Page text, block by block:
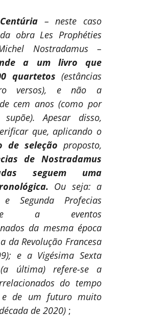
– neste caso
obra Les Prophéties
Nostradamus –
a um livro que
quartetos (estâncias
versos), e não a
cem anos (como por
supõe). Apesar disso,
que, aplicando o
de seleção proposto,
de Nostradamus
seguem uma
Ou seja: a
Segunda Profecias
se a eventos
da mesma época
da Revolução Francesa
e a Vigésima Sexta
última) refere-se a
do tempo
e de um futuro muito
de 2020) ;